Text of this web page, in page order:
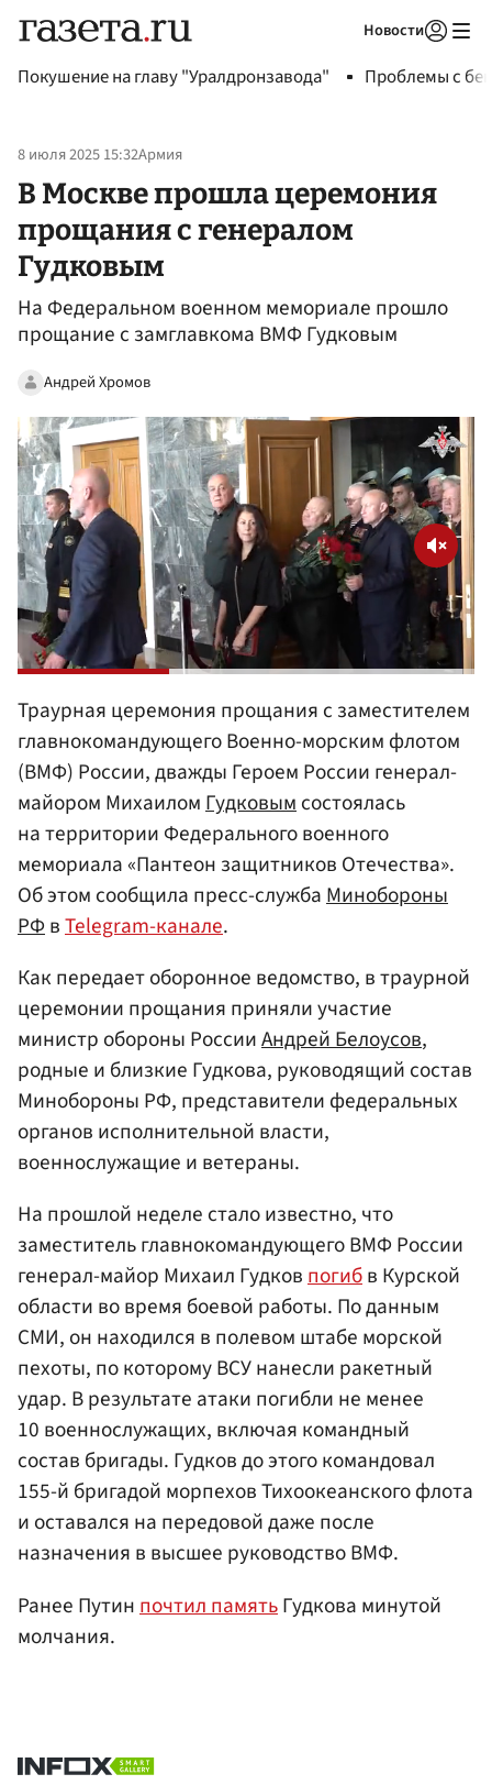
Новости
Покушение на главу "Уралдронзавода" Проблемы с
8 июля 2025 15:32Армия
В Москве прошла церемония
прощания с генералом
Гудковым
На Федеральном военном мемориале прошло
прощание с замглавкома ВМФ Гудковым
Андрей Хромов
Траурная церемония прощания с заместителем
главнокомандующего Военно-морским флотом
(ВМФ) России, дважды Героем России генерал-
майором МихаиломГудковымсостоялась
на территории Федерального военного
мемориала «Пантеон защитников Отечества».
Об этом сообщила пресс-службаМинобороны
РФвTelegram-канале.
Как передает оборонное ведомство, в траурной
церемонии прощания приняли участие
министр обороны РоссииАндрей Белоусов,
родные и близкие Гудкова, руководящий состав
Минобороны РФ, представители федеральных
органов исполнительной власти,
военнослужащие и ветераны.
На прошлой неделе стало известно, что
заместитель главнокомандующего ВМФ России
генерал-майор Михаил Гудковпогибв Курской
области во время боевой работы. По данным
СМИ, он находился в полевом штабе морской
пехоты, по которому ВСУ нанесли ракетный
удар. В результате атаки погибли не менее
10 военнослужащих, включая командный
состав бригады. Гудков до этого командовал
155-й бригадой морпехов Тихоокеанского флота
и оставался на передовой даже после
назначения в высшее руководство ВМФ.
Ранее Путин почтил памятьГудкова минутой
молчания.